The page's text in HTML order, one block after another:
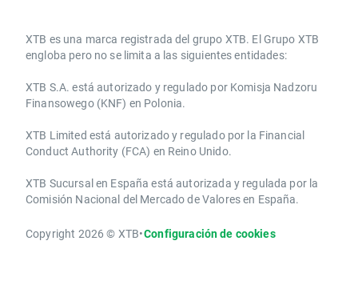
​​XTB es una marca registrada del grupo XTB. El Grupo XTB
engloba pero no se limita a las siguientes entidades:
XTB S.A.​ está autorizado y regulado por Komisja Nadzoru
Finansowego (KNF) ​en Polonia.
XTB Limited ​está autorizado y regulado por la ​Financial
Conduct Authority ​(FCA) en ​​Reino Unido.
XTB Sucursal en España está autorizada y regulada por la
Comisión Nacional del Mercado de Valores en España.
Copyright 2026 © XTB•Configuración de cookies